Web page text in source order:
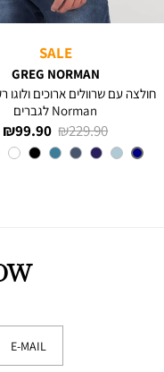
SALE
GREG NORMAN
Norman לגברים
מחיר
מוצר
99.90 ₪
מחיר
רגיל
229.90 ₪
צבע
NAVY
E-MAIL